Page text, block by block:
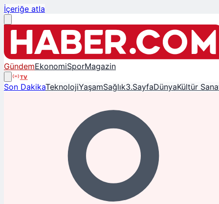
İçeriğe atla
GündemEkonomiSporMagazin
TV
Son DakikaTeknolojiYaşamSağlık3.SayfaDünyaKültür